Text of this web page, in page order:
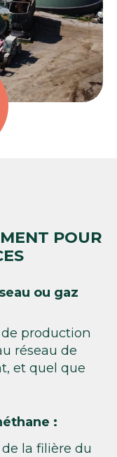
POUR
ou gaz
production
réseau de
et quel que
:
la filière du